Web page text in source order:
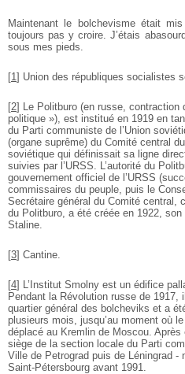
Maintenant le bolchevisme était
toujours pas y croire. J’étais
sous mes pieds.
[1 ] Union des républiques socialistes
[2]
Le Politburo (en russe,
politique »), est institué en 1919 en
du Parti communiste de l’Union
(organe suprême) du Comité central
soviétique qui définissait sa ligne
suivies par l’URSS. L’autorité du
gouvernement officiel de l’URSS
commissaires du peuple, puis le
Secrétaire général du Comité central,
du Politburo, a été créée en 1922,
Staline.
[3] Cantine.
[4]
L’Institut Smolny est un édifice
Pendant la Révolution russe de
quartier général des bolcheviks et a
plusieurs mois, jusqu’au moment où
déplacé au Kremlin de Moscou.
siège de la section locale du Parti
Ville de Petrograd puis de Léningrad
Saint-Pétersbourg avant 1991.